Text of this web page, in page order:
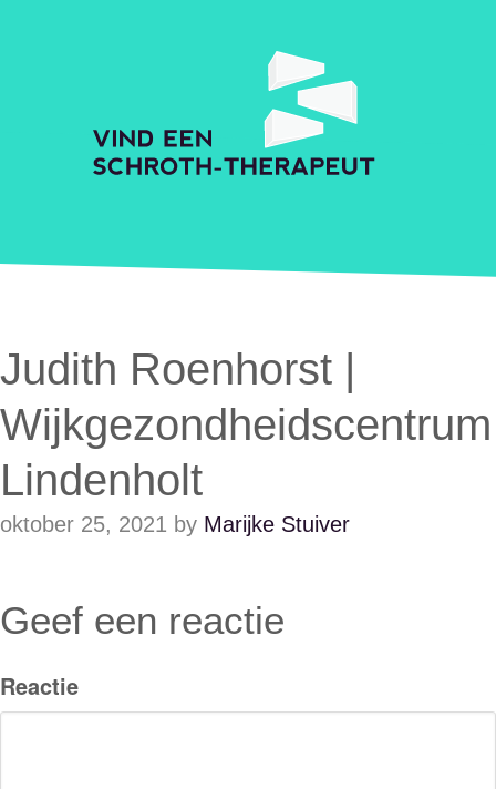
Judith Roenhorst |
Wijkgezondheidscentrum
Lindenholt
oktober 25, 2021 by Marijke Stuiver
Geef een reactie
Reactie